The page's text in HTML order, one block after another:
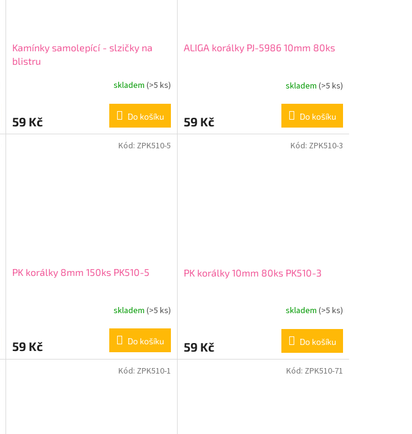
Kamínky samolepící - slzičky na
blistru
skladem (>5 ks)
59 Kč Do košíku
ALIGA korálky PJ-5986 10mm 80ks
skladem (>5 ks)
59 Kč Do košíku
PK korálky 8mm 150ks PK510-5
skladem (>5 ks)
59 Kč Do košíku
Kód: ZPK510-5
PK korálky 10mm 80ks PK510-3
skladem (>5 ks)
59 Kč Do košíku
Kód: ZPK510-3
Kód: ZPK510-1 Kód: ZPK510-71